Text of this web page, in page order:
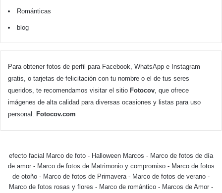
Románticas
blog
Para obtener fotos de perfil para Facebook, WhatsApp e Instagram
gratis, o tarjetas de felicitación con tu nombre o el de tus seres
queridos, te recomendamos visitar el sitio Fotocov, que ofrece
imágenes de alta calidad para diversas ocasiones y listas para uso
personal. Fotocov.com
efecto facial Marco de foto - Halloween Marcos - Marco de fotos de día
de amor- Marco de fotos de Matrimonio y compromiso- Marco de fotos
de otoño - Marco de fotos de Primavera- Marco de fotos de verano -
Marco de fotos rosas y flores - Marco de romántico - Marcos de Amor -